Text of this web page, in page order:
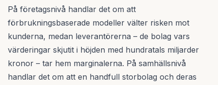
På företagsnivå handlar det om att
förbrukningsbaserade modeller välter risken mot
kunderna, medan leverantörerna – de bolag vars
värderingar skjutit i höjden med hundratals miljarder
kronor – tar hem marginalerna. På samhällsnivå
handlar det om att en handfull storbolag och deras